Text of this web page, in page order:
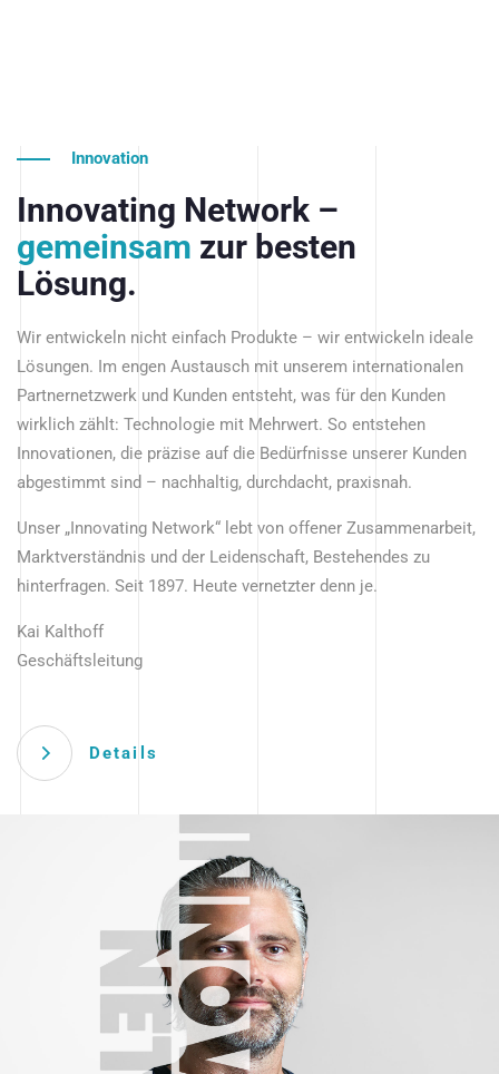
Innovation
Innovating Network –
gemeinsam zur besten
Lösung.
Wir entwickeln nicht einfach Produkte – wir entwickeln ideale
Lösungen. Im engen Austausch mit unserem internationalen
Partnernetzwerk und Kunden entsteht, was für den Kunden
wirklich zählt: Technologie mit Mehrwert. So entstehen
Innovationen, die präzise auf die Bedürfnisse unserer Kunden
abgestimmt sind – nachhaltig, durchdacht, praxisnah.
Unser „Innovating Network“ lebt von offener Zusammenarbeit,
Marktverständnis und der Leidenschaft, Bestehendes zu
hinterfragen. Seit 1897. Heute vernetzter denn je.
Kai Kalthoff
Geschäftsleitung
Details